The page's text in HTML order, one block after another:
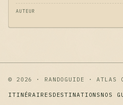
AUTEUR
© 2026 · RANDOGUIDE · ATLAS
ITINÉRAIRES DESTINATIONS NOS